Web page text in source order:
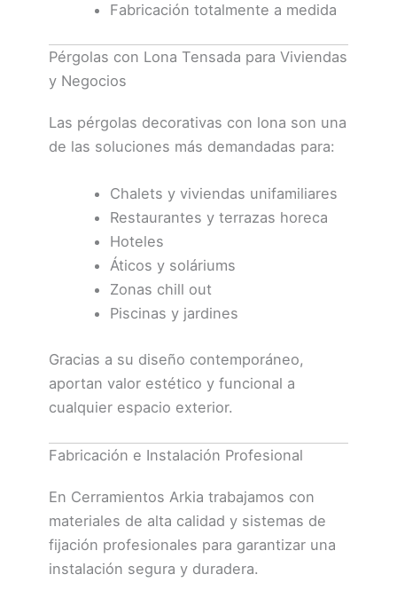
Fabricación totalmente a medida
Pérgolas con Lona Tensada para Viviendas
y Negocios
Las pérgolas decorativas con lona son una
de las soluciones más demandadas para:
Chalets y viviendas unifamiliares
Restaurantes y terrazas horeca
Hoteles
Áticos y soláriums
Zonas chill out
Piscinas y jardines
Gracias a su diseño contemporáneo,
aportan valor estético y funcional a
cualquier espacio exterior.
Fabricación e Instalación Profesional
En Cerramientos Arkia trabajamos con
materiales de alta calidad y sistemas de
fijación profesionales para garantizar una
instalación segura y duradera.